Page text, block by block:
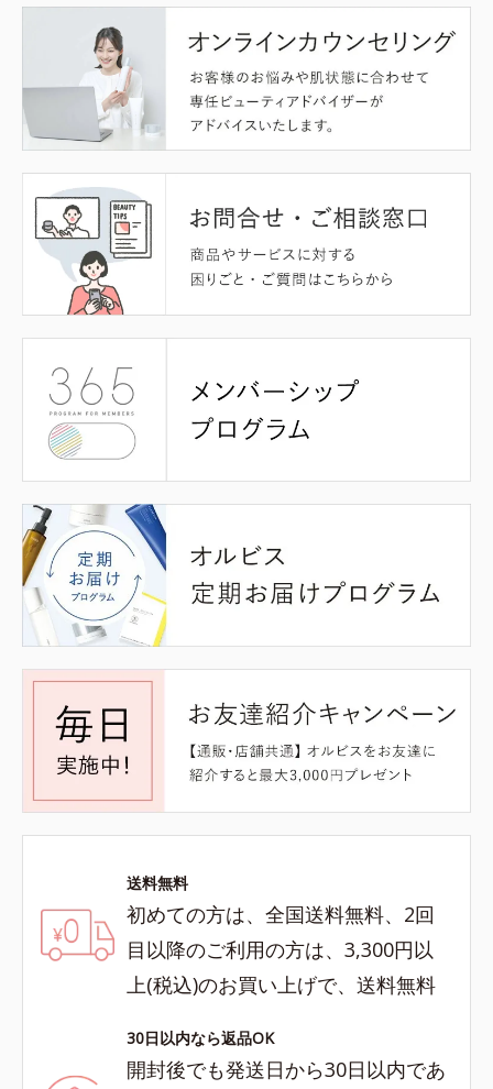
送料無料
初めての方は、全国送料無料、2回
目以降のご利用の方は、3,300円以
上(税込)のお買い上げで、送料無料
30日以内なら返品OK
開封後でも発送日から30日以内であ